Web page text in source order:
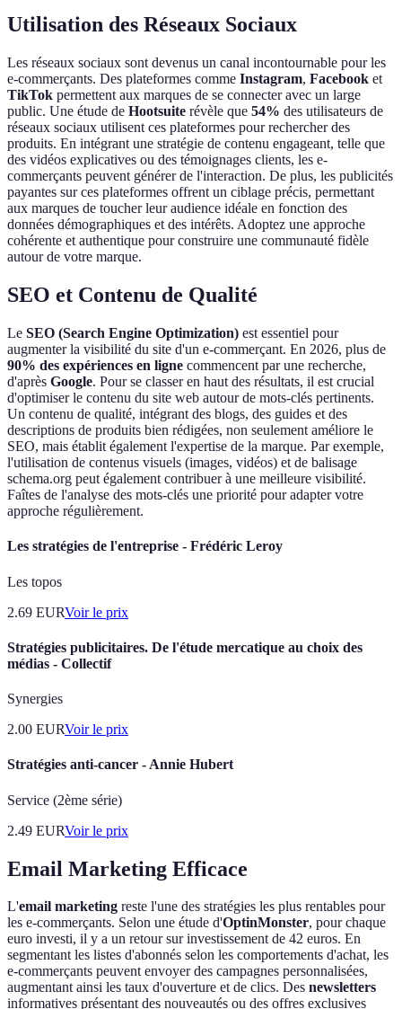
Utilisation des Réseaux Sociaux
Les réseaux sociaux sont devenus un canal incontournable pour les
e-commerçants. Des plateformes comme Instagram, Facebook et
TikTok permettent aux marques de se connecter avec un large
public. Une étude de Hootsuite révèle que 54% des utilisateurs de
réseaux sociaux utilisent ces plateformes pour rechercher des
produits. En intégrant une stratégie de contenu engageant, telle que
des vidéos explicatives ou des témoignages clients, les e-
commerçants peuvent générer de l'interaction. De plus, les publicités
payantes sur ces plateformes offrent un ciblage précis, permettant
aux marques de toucher leur audience idéale en fonction des
données démographiques et des intérêts. Adoptez une approche
cohérente et authentique pour construire une communauté fidèle
autour de votre marque.
SEO et Contenu de Qualité
Le SEO (Search Engine Optimization) est essentiel pour
augmenter la visibilité du site d'un e-commerçant. En 2026, plus de
90% des expériences en ligne commencent par une recherche,
d'après Google. Pour se classer en haut des résultats, il est crucial
d'optimiser le contenu du site web autour de mots-clés pertinents.
Un contenu de qualité, intégrant des blogs, des guides et des
descriptions de produits bien rédigées, non seulement améliore le
SEO, mais établit également l'expertise de la marque. Par exemple,
l'utilisation de contenus visuels (images, vidéos) et de balisage
schema.org peut également contribuer à une meilleure visibilité.
Faîtes de l'analyse des mots-clés une priorité pour adapter votre
approche régulièrement.
Les stratégies de l'entreprise - Frédéric Leroy
Les topos
2.69 EURVoir le prix
Stratégies publicitaires. De l'étude mercatique au choix des
médias - Collectif
Synergies
2.00 EURVoir le prix
Stratégies anti-cancer - Annie Hubert
Service (2ème série)
2.49 EURVoir le prix
Email Marketing Efficace
L'email marketing reste l'une des stratégies les plus rentables pour
les e-commerçants. Selon une étude d'OptinMonster, pour chaque
euro investi, il y a un retour sur investissement de 42 euros. En
segmentant les listes d'abonnés selon les comportements d'achat, les
e-commerçants peuvent envoyer des campagnes personnalisées,
augmentant ainsi les taux d'ouverture et de clics. Des newsletters
informatives présentant des nouveautés ou des offres exclusives